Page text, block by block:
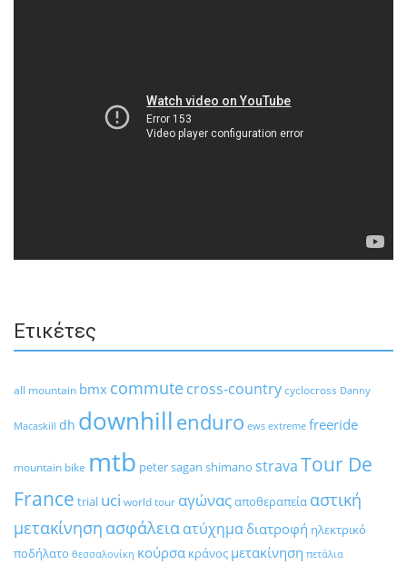
Ετικέτες
all mountain bmx commutecross-countrycyclocross Danny
Macaskill dh downhill enduro ews extreme freeride
mountain bike mtb peter sagan shimano stravaTour De
France trial uci world tour αγώναςαποθεραπεία αστική
μετακίνηση ασφάλειαατύχημα διατροφή ηλεκτρικό
ποδήλατο θεσσαλονίκη κούρσα κράνος μετακίνηση πετάλια